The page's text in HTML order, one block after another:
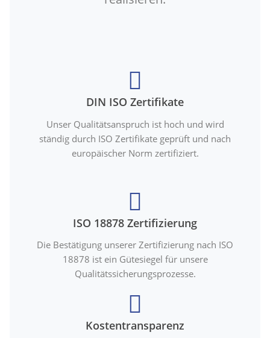
DIN ISO Zertifikate
Unser Qualitätsanspruch ist hoch und wird
ständig durch ISO Zertifikate geprüft und nach
europäischer Norm zertifiziert.
ISO 18878 Zertifizierung
Die Bestätigung unserer Zertifizierung nach ISO
18878 ist ein Gütesiegel für unsere
Qualitätssicherungsprozesse.
Kostentransparenz